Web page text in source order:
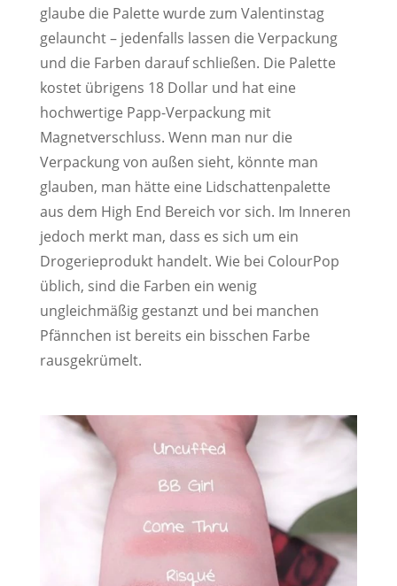
glaube die Palette wurde zum Valentinstag
gelauncht – jedenfalls lassen die Verpackung
und die Farben darauf schließen. Die Palette
kostet übrigens 18 Dollar und hat eine
hochwertige Papp-Verpackung mit
Magnetverschluss. Wenn man nur die
Verpackung von außen sieht, könnte man
glauben, man hätte eine Lidschattenpalette
aus dem High End Bereich vor sich. Im Inneren
jedoch merkt man, dass es sich um ein
Drogerieprodukt handelt. Wie bei ColourPop
üblich, sind die Farben ein wenig
ungleichmäßig gestanzt und bei manchen
Pfännchen ist bereits ein bisschen Farbe
rausgekrümelt.